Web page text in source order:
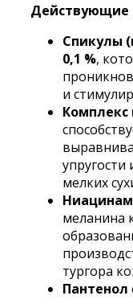
On
Spicule
Cream
Действующие
Спикулы
0,1 %,
и
Комплекс
упругости
мелких
меланина
тургора
Пантенол